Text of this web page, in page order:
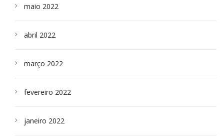
maio 2022
abril 2022
março 2022
fevereiro 2022
janeiro 2022